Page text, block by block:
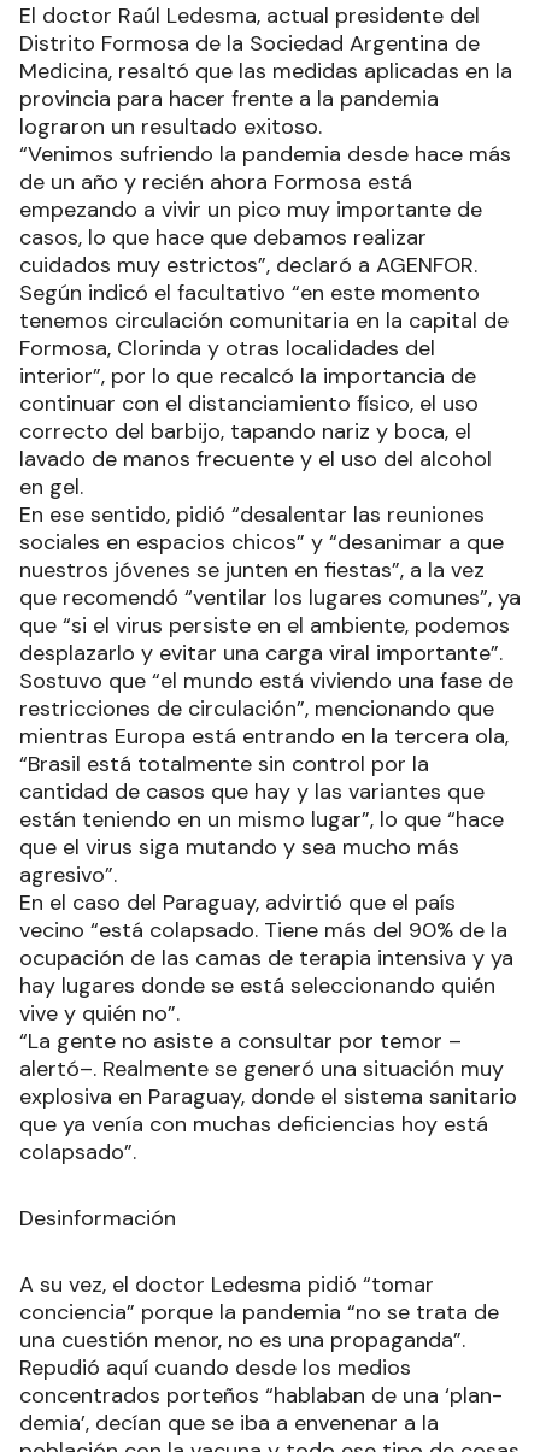
El doctor Raúl Ledesma, actual presidente del
Distrito Formosa de la Sociedad Argentina de
Medicina, resaltó que las medidas aplicadas en la
provincia para hacer frente a la pandemia
lograron un resultado exitoso.
“Venimos sufriendo la pandemia desde hace más
de un año y recién ahora Formosa está
empezando a vivir un pico muy importante de
casos, lo que hace que debamos realizar
cuidados muy estrictos”, declaró a AGENFOR.
Según indicó el facultativo “en este momento
tenemos circulación comunitaria en la capital de
Formosa, Clorinda y otras localidades del
interior”, por lo que recalcó la importancia de
continuar con el distanciamiento físico, el uso
correcto del barbijo, tapando nariz y boca, el
lavado de manos frecuente y el uso del alcohol
en gel.
En ese sentido, pidió “desalentar las reuniones
sociales en espacios chicos” y “desanimar a que
nuestros jóvenes se junten en fiestas”, a la vez
que recomendó “ventilar los lugares comunes”, ya
que “si el virus persiste en el ambiente, podemos
desplazarlo y evitar una carga viral importante”.
Sostuvo que “el mundo está viviendo una fase de
restricciones de circulación”, mencionando que
mientras Europa está entrando en la tercera ola,
“Brasil está totalmente sin control por la
cantidad de casos que hay y las variantes que
están teniendo en un mismo lugar”, lo que “hace
que el virus siga mutando y sea mucho más
agresivo”.
En el caso del Paraguay, advirtió que el país
vecino “está colapsado. Tiene más del 90% de la
ocupación de las camas de terapia intensiva y ya
hay lugares donde se está seleccionando quién
vive y quién no”.
“La gente no asiste a consultar por temor –
alertó–. Realmente se generó una situación muy
explosiva en Paraguay, donde el sistema sanitario
que ya venía con muchas deficiencias hoy está
colapsado”.
Desinformación
A su vez, el doctor Ledesma pidió “tomar
conciencia” porque la pandemia “no se trata de
una cuestión menor, no es una propaganda”.
Repudió aquí cuando desde los medios
concentrados porteños “hablaban de una ‘plan-
demia’, decían que se iba a envenenar a la